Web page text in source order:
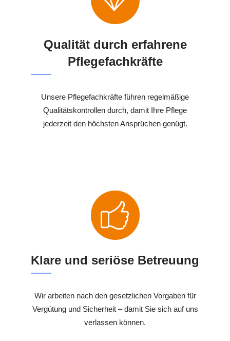
Qualität durch erfahrene
Pflegefachkräfte
Unsere Pflegefachkräfte führen regelmäßige
Qualitätskontrollen durch, damit Ihre Pflege
jederzeit den höchsten Ansprüchen genügt.
Klare und seriöse Betreuung
Wir arbeiten nach den gesetzlichen Vorgaben für
Vergütung und Sicherheit – damit Sie sich auf uns
verlassen können.